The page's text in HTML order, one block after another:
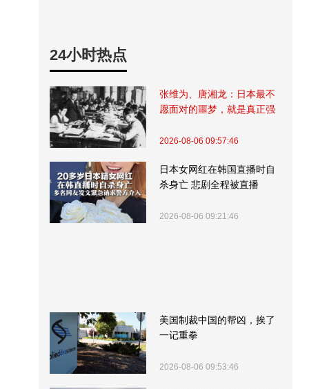
24小时热点
张维为、唐湘龙：日本最不
愿面对的噩梦，就是真正强
2026-08-06 09:57:46
日本女网红在韩国直播时自
杀身亡 悲剧全程被直播
2026-08-06 09:21:46
美国制裁中国的帮凶，挨了
一记重拳
2026-08-06 09:53:46